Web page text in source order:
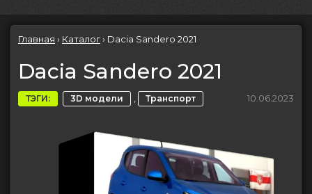
Главная › Каталог› Dacia Sandero 2021
Dacia Sandero 2021
ТЭГИ: 3D модели , Транспорт 10.06.2023